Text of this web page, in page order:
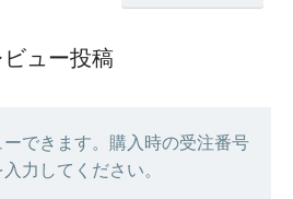
ビュー投稿
できます。購入時の受注番号
力してください。